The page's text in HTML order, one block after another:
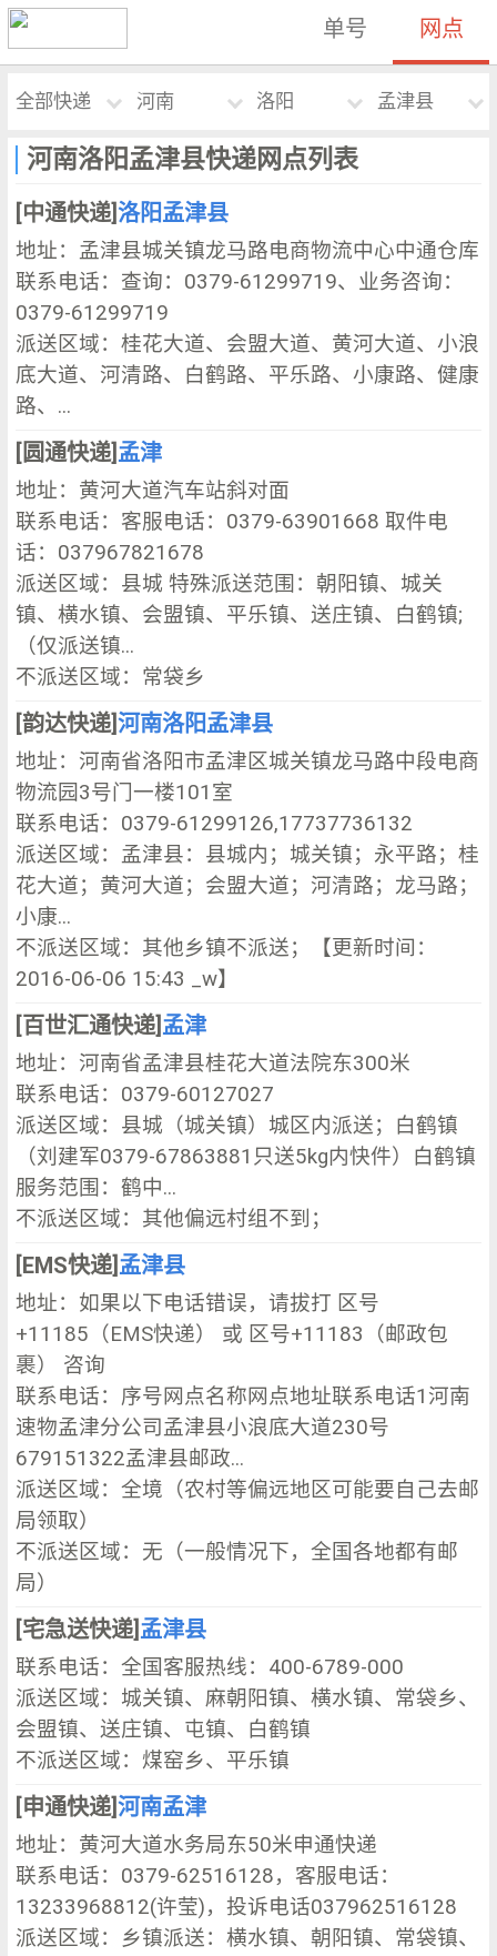
单号 网点
全部快递 河南 洛阳 孟津县
河南洛阳孟津县快递网点列表
[中通快递] 洛阳孟津县
地址：孟津县城关镇龙马路电商物流中心中通仓库
联系电话：查询：0379-61299719、业务咨询：
0379-61299719
派送区域：桂花大道、会盟大道、黄河大道、小浪
底大道、河清路、白鹤路、平乐路、小康路、健康
路、...
[圆通快递] 孟津
地址：黄河大道汽车站斜对面
联系电话：客服电话：0379-63901668 取件电
话：037967821678
派送区域：县城 特殊派送范围：朝阳镇、城关
镇、横水镇、会盟镇、平乐镇、送庄镇、白鹤镇;
（仅派送镇...
不派送区域：常袋乡
[韵达快递]河南洛阳孟津县
地址：河南省洛阳市孟津区城关镇龙马路中段电商
物流园3号门一楼101室
联系电话：0379-61299126,17737736132
派送区域：孟津县：县城内；城关镇；永平路；桂
花大道；黄河大道；会盟大道；河清路；龙马路；
小康...
不派送区域：其他乡镇不派送；【更新时间：
2016-06-06 15:43 _w】
[百世汇通快递] 孟津
地址：河南省孟津县桂花大道法院东300米
联系电话：0379-60127027
派送区域：县城（城关镇）城区内派送；白鹤镇
（刘建军0379-67863881只送5kg内快件）白鹤镇
服务范围：鹤中...
不派送区域：其他偏远村组不到；
[EMS快递] 孟津县
地址：如果以下电话错误，请拔打 区号
+11185（EMS快递） 或 区号+11183（邮政包
裹） 咨询
联系电话：序号网点名称网点地址联系电话1河南
速物孟津分公司孟津县小浪底大道230号
679151322孟津县邮政...
派送区域：全境（农村等偏远地区可能要自己去邮
局领取）
不派送区域：无（一般情况下，全国各地都有邮
局）
[宅急送快递] 孟津县
联系电话：全国客服热线：400-6789-000
派送区域：城关镇、麻朝阳镇、横水镇、常袋乡、
会盟镇、送庄镇、屯镇、白鹤镇
不派送区域：煤窑乡、平乐镇
[申通快递]河南孟津
地址：黄河大道水务局东50米申通快递
联系电话：0379-62516128，客服电话：
13233968812(许莹)，投诉电话037962516128
派送区域：乡镇派送：横水镇、朝阳镇、常袋镇、